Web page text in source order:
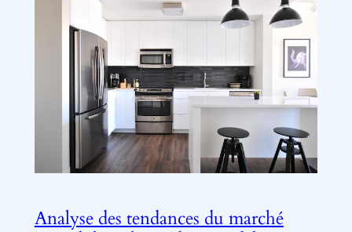
Analyse des tendances du marché